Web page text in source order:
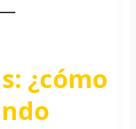
¿cómo